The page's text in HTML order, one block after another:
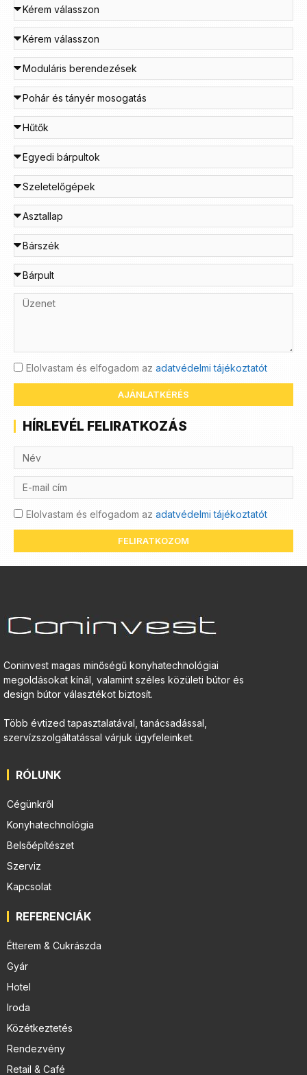
Elolvastam és elfogadom az adatvédelmi tájékoztatót
AJÁNLATKÉRÉS
HÍRLEVÉL FELIRATKOZÁS
Elolvastam és elfogadom az adatvédelmi tájékoztatót
FELIRATKOZOM
Coninvest magas minőségű konyhatechnológiai
megoldásokat kínál, valamint széles közületi bútor és
design bútor választékot biztosít.
Több évtized tapasztalatával, tanácsadással,
szervízszolgáltatással várjuk ügyfeleinket.
RÓLUNK
Cégünkről
Konyhatechnológia
Belsőépítészet
Szerviz
Kapcsolat
REFERENCIÁK
Étterem & Cukrászda
Gyár
Hotel
Iroda
Közétkeztetés
Rendezvény
Retail & Café